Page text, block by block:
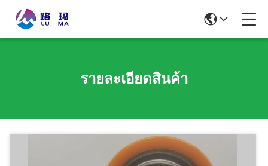
รายละเอียดสินค้า